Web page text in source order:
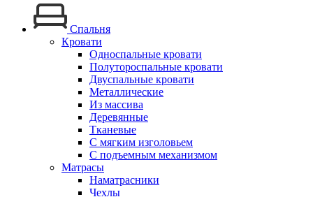
Спальня
Кровати
Односпальные кровати
Полутороспальные кровати
Двуспальные кровати
Металлические
Из массива
Деревянные
Тканевые
С мягким изголовьем
С подъемным механизмом
Матрасы
Наматрасники
Чехлы